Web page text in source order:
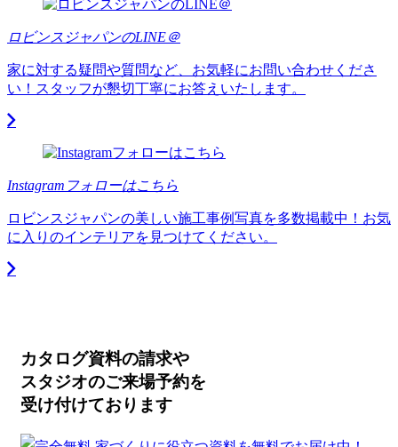
ロビンスジャパンのLINE＠
家に対する疑問や質問など、お気軽にお問い合わせくださ
い！スタッフが懇切丁寧にお答えいたします。
Instagramフォローはこちら
ロビンスジャパンの美しい施工事例写真を多数掲載中！お気
に入りのインテリアを見つけてください。
カタログ資料の請求や
スタジオのご来場予約を
受け付けております